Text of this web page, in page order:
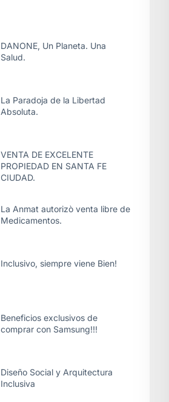
DANONE, Un Planeta. Una
Salud.
La Paradoja de la Libertad
Absoluta.
VENTA DE EXCELENTE
PROPIEDAD EN SANTA FE
CIUDAD.
La Anmat autorizò venta libre de
Medicamentos.
Inclusivo, siempre viene Bien!
Beneficios exclusivos de
comprar con Samsung!!!
Diseño Social y Arquitectura
Inclusiva